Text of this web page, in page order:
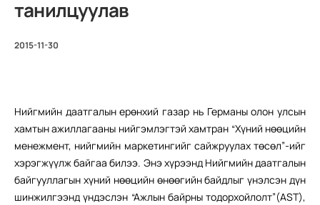
танилцуулав
2015-11-30
Нийгмийн даатгалын ерөнхий газар нь Германы олон улсын
хамтын ажиллагааны нийгэмлэгтэй хамтран “Хүний нөөцийн
менежмент, нийгмийн маркетингийг сайжруулах төсөл”-ийг
хэрэгжүүлж байгаа билээ. Энэ хүрээнд Нийгмийн даатгалын
байгууллагын хүний нөөцийн өнөөгийн байдлыг үнэлсэн дүн
шинжилгээнд үндэслэн “Ажлын байрны тодорхойлолт”(AST),